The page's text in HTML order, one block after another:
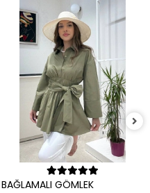
Sepete Ekle
BAĞLAMALI GÖMLEK